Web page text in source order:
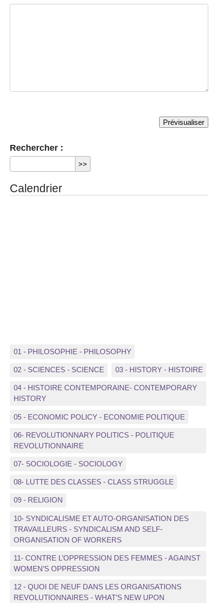
Rechercher :
Calendrier
01 - PHILOSOPHIE - PHILOSOPHY
02 - SCIENCES - SCIENCE 03 - HISTORY - HISTOIRE
04 - HISTOIRE CONTEMPORAINE- CONTEMPORARY
HISTORY
05 - ECONOMIC POLICY - ECONOMIE POLITIQUE
06- REVOLUTIONNARY POLITICS - POLITIQUE
REVOLUTIONNAIRE
07- SOCIOLOGIE - SOCIOLOGY
08- LUTTE DES CLASSES - CLASS STRUGGLE
09 - RELIGION
10- SYNDICALISME ET AUTO-ORGANISATION DES
TRAVAILLEURS - SYNDICALISM AND SELF-
ORGANISATION OF WORKERS
11- CONTRE L’OPPRESSION DES FEMMES - AGAINST
WOMEN’S OPPRESSION
12 - QUOI DE NEUF DANS LES ORGANISATIONS
REVOLUTIONNAIRES - WHAT’S NEW UPON